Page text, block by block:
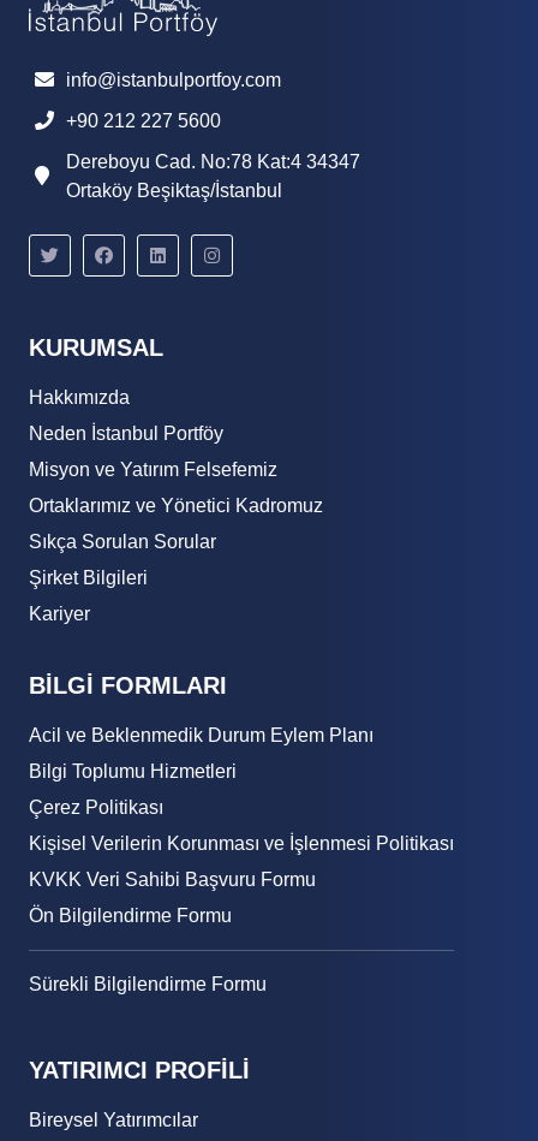
info@istanbulportfoy.com
+90 212 227 5600
Dereboyu Cad. No:78 Kat:4 34347
Ortaköy Beşiktaş/İstanbul
KURUMSAL
Hakkımızda
Neden İstanbul Portföy
Misyon ve Yatırım Felsefemiz
Ortaklarımız ve Yönetici Kadromuz
Sıkça Sorulan Sorular
Şirket Bilgileri
Kariyer
BİLGİ FORMLARI
Acil ve Beklenmedik Durum Eylem Planı
Bilgi Toplumu Hizmetleri
Çerez Politikası
Kişisel Verilerin Korunması ve İşlenmesi Politikası
KVKK Veri Sahibi Başvuru Formu
Ön Bilgilendirme Formu
Sürekli Bilgilendirme Formu
YATIRIMCI PROFİLİ
Bireysel Yatırımcılar